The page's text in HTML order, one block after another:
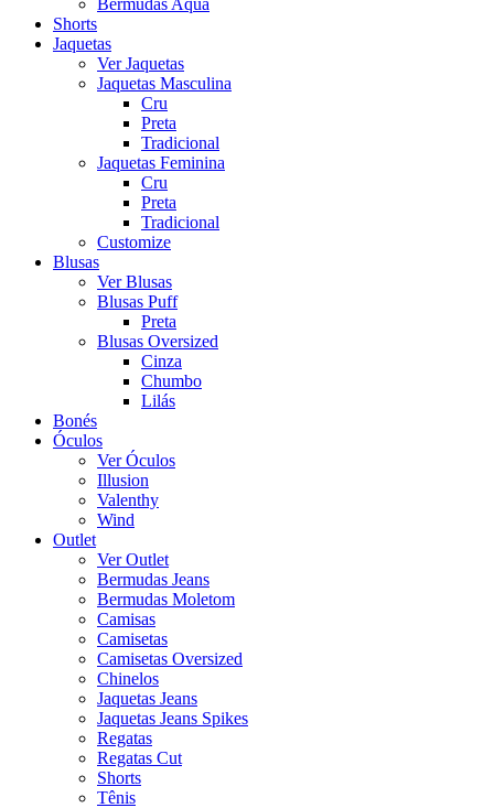
Bermudas Aqua
Shorts
Jaquetas
Ver Jaquetas
Jaquetas Masculina
Cru
Preta
Tradicional
Jaquetas Feminina
Cru
Preta
Tradicional
Customize
Blusas
Ver Blusas
Blusas Puff
Preta
Blusas Oversized
Cinza
Chumbo
Lilás
Bonés
Óculos
Ver Óculos
Illusion
Valenthy
Wind
Outlet
Ver Outlet
Bermudas Jeans
Bermudas Moletom
Camisas
Camisetas
Camisetas Oversized
Chinelos
Jaquetas Jeans
Jaquetas Jeans Spikes
Regatas
Regatas Cut
Shorts
Tênis